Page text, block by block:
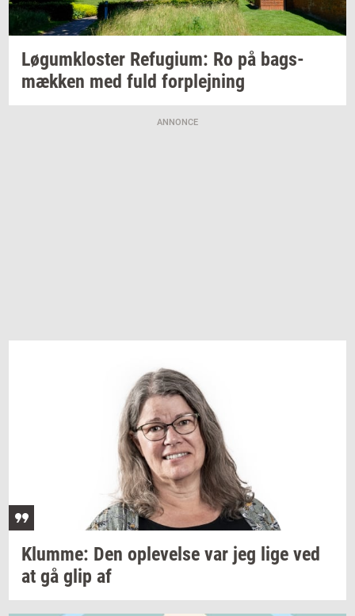
Løgum­klo­ster Re­fu­gi­um: Ro på bags­
mæk­ken med fuld for­plej­ning
ANNONCE
Klum­me: Den op­le­vel­se var jeg lige ved
at gå glip af